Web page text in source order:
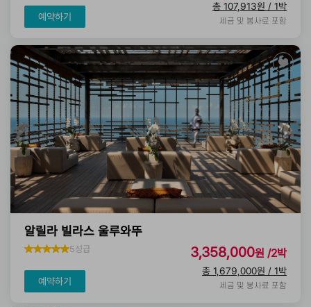
예약하기
총 107,913원 / 1박
세금 및 봉사료 포함
알릴라 빌라스 울루와뚜
5성급
예약하기
3,358,000원 /2박
총 1,679,000원 / 1박
세금 및 봉사료 포함